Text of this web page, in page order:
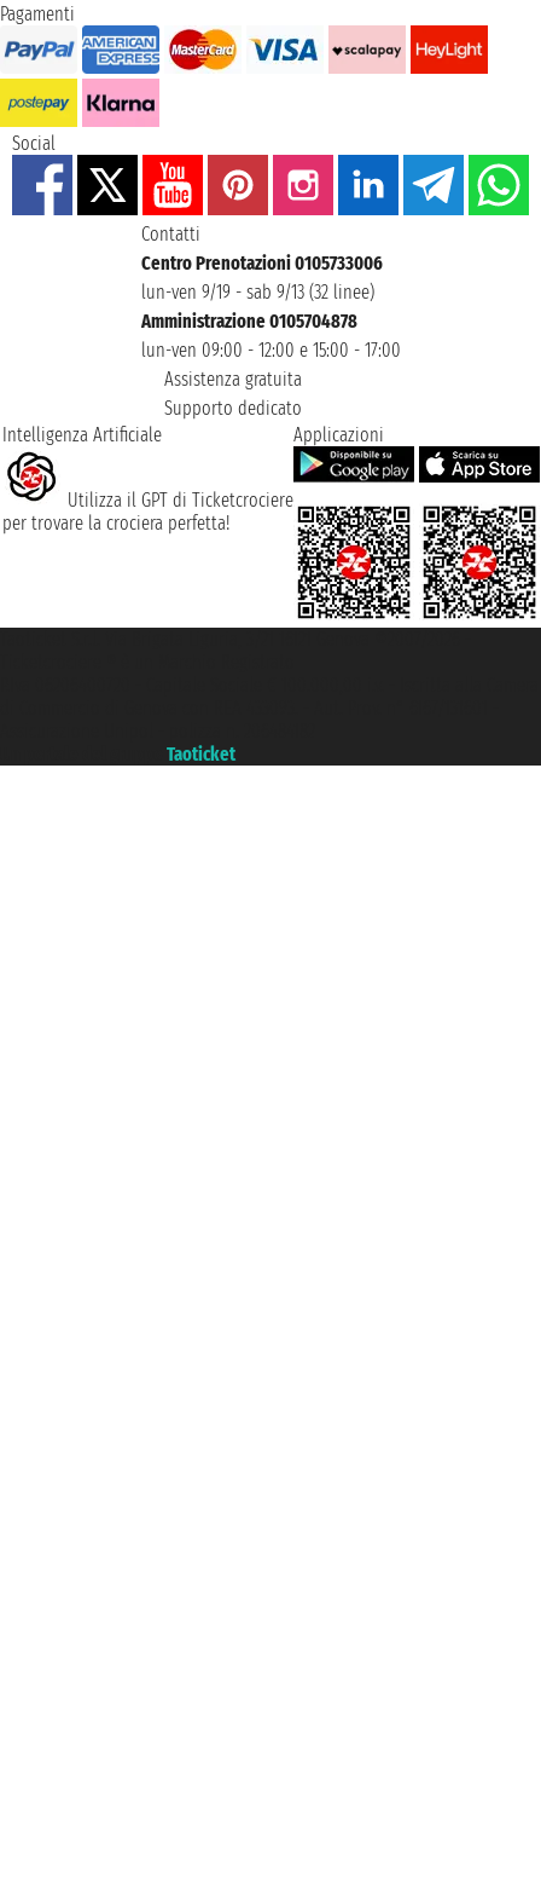
Pagamenti
Social
Contatti
Centro Prenotazioni 0105733006
lun-ven 9/19 - sab 9/13 (32 linee)
Amministrazione 0105704878
lun-ven 09:00 - 12:00 e 15:00 - 17:00
Assistenza gratuita
Supporto dedicato
Intelligenza Artificiale
Utilizza il GPT di Ticketcrociere
per trovare la crociera perfetta!
Applicazioni
Taoticket